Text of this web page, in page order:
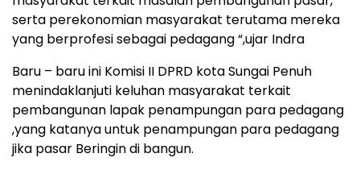
serta perekonomian masyarakat terutama mereka
yang berprofesi sebagai pedagang “,ujar Indra
Baru – baru ini Komisi II DPRD kota Sungai Penuh
menindaklanjuti keluhan masyarakat terkait
pembangunan lapak penampungan para pedagang
,yang katanya untuk penampungan para pedagang
jika pasar Beringin di bangun.